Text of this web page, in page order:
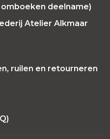
deelname)
Atelier Alkmaar
ruilen en retourneren